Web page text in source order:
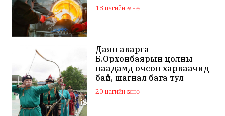
18 цагийн өмнө
Даян аварга
Б.Орхонбаярын цолны
наадамд очсон харваачид
бай, шагнал бага тул
наадамд оролцохгүй
гэдгээ мэдэгдлээ
20 цагийн өмнө